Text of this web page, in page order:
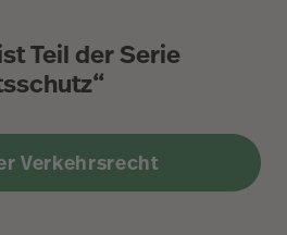
Teil der Serie
Verkehrsrecht